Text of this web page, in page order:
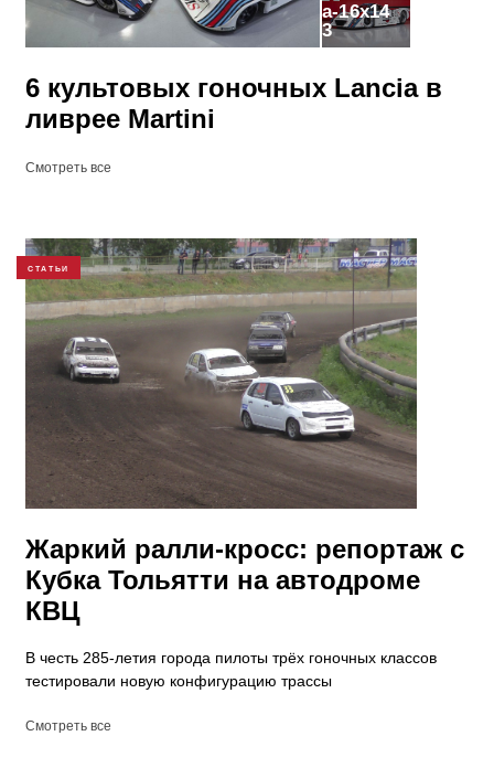
3
6 культовых гоночных Lancia в
ливрее Martini
Смотреть все
СТАТЬИ
Жаркий ралли-кросс: репортаж с
Кубка Тольятти на автодроме
КВЦ
В честь 285-летия города пилоты трёх гоночных классов
тестировали новую конфигурацию трассы
Смотреть все